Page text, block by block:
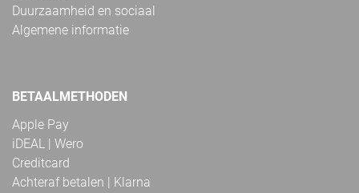
Duurzaamheid en sociaal
Algemene informatie
BETAALMETHODEN
Apple Pay
iDEAL | Wero
Creditcard
Achteraf betalen | Klarna